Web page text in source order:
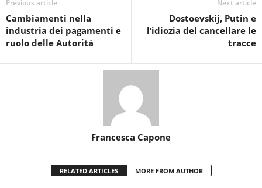
Previous article
Cambiamenti nella
industria dei pagamenti e
ruolo delle Autorità
Next article
Dostoevskij, Putin e
l’idiozia del cancellare le
tracce
Francesca Capone
RELATED ARTICLES MORE FROM AUTHOR